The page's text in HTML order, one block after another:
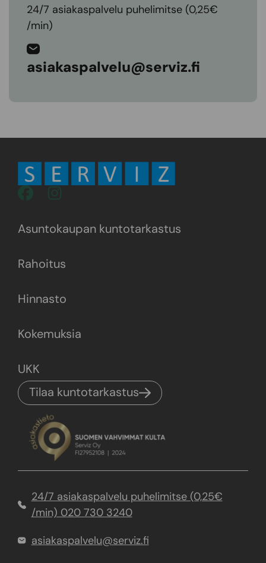
24/7 asiakaspalvelu puhelimitse (0,25€
/min)
asiakaspalvelu@serviz.fi
Tilaa kuntotarkastus
Asuntokaupan kuntotarkastus
Rahoitus
Hinnasto
Kokemuksia
UKK
24/7 asiakaspalvelu puhelimitse (0,25€
/min) 020 730 3240
asiakaspalvelu@serviz.fi